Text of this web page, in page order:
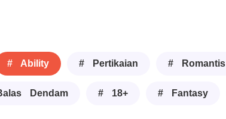
# Ability # Pertikaian # Romantis
Dendam # 18+ # Fantasy